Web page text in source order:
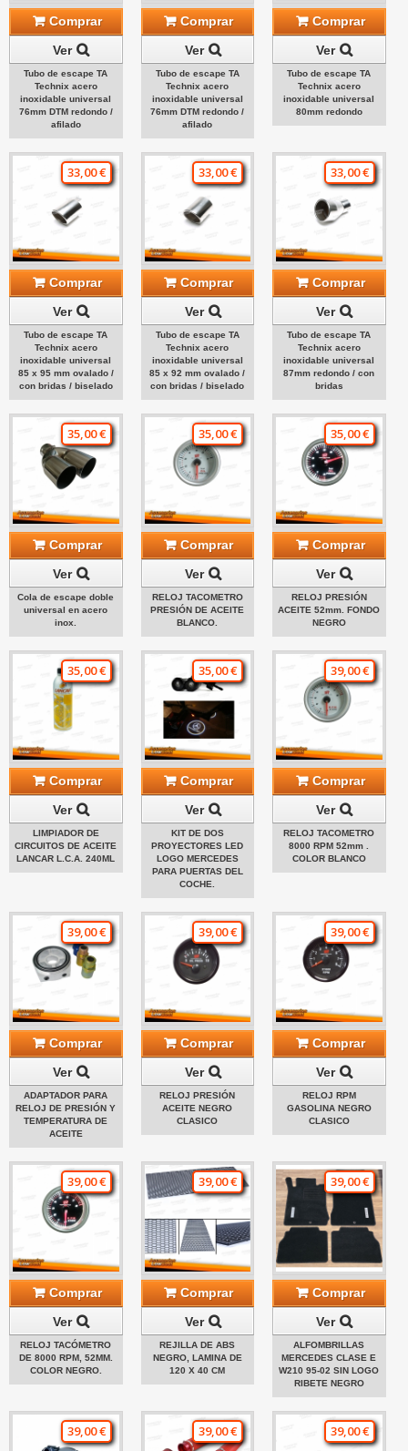
Comprar
Ver
Tubo de escape TA
Technix acero
inoxidable universal
76mm DTM redondo /
afilado
Comprar
Ver
Tubo de escape TA
Technix acero
inoxidable universal
76mm DTM redondo /
afilado
Comprar
Ver
Tubo de escape TA
Technix acero
inoxidable universal
80mm redondo
33,00 €
Comprar
Ver
Tubo de escape TA
Technix acero
inoxidable universal
85 x 95 mm ovalado /
con bridas / biselado
33,00 €
Comprar
Ver
Tubo de escape TA
Technix acero
inoxidable universal
85 x 92 mm ovalado /
con bridas / biselado
33,00 €
Comprar
Ver
Tubo de escape TA
Technix acero
inoxidable universal
87mm redondo / con
bridas
35,00 €
Comprar
Ver
Cola de escape doble
universal en acero
inox.
35,00 €
Comprar
Ver
RELOJ TACOMETRO
PRESIÓN DE ACEITE
BLANCO.
35,00 €
Comprar
Ver
RELOJ PRESIÓN
ACEITE 52mm. FONDO
NEGRO
35,00 €
Comprar
Ver
LIMPIADOR DE
CIRCUITOS DE ACEITE
LANCAR L.C.A. 240ML
35,00 €
Comprar
Ver
KIT DE DOS
PROYECTORES LED
LOGO MERCEDES
PARA PUERTAS DEL
COCHE.
39,00 €
Comprar
Ver
RELOJ TACOMETRO
8000 RPM 52mm .
COLOR BLANCO
39,00 €
Comprar
Ver
ADAPTADOR PARA
RELOJ DE PRESIÓN Y
TEMPERATURA DE
ACEITE
39,00 €
Comprar
Ver
RELOJ PRESIÓN
ACEITE NEGRO
CLASICO
39,00 €
Comprar
Ver
RELOJ RPM
GASOLINA NEGRO
CLASICO
39,00 €
Comprar
Ver
RELOJ TACÓMETRO
DE 8000 RPM, 52MM.
COLOR NEGRO.
39,00 €
Comprar
Ver
REJILLA DE ABS
NEGRO, LAMINA DE
120 X 40 CM
39,00 €
Comprar
Ver
ALFOMBRILLAS
MERCEDES CLASE E
W210 95-02 SIN LOGO
RIBETE NEGRO
39,00 € 39,00 € 39,00 €